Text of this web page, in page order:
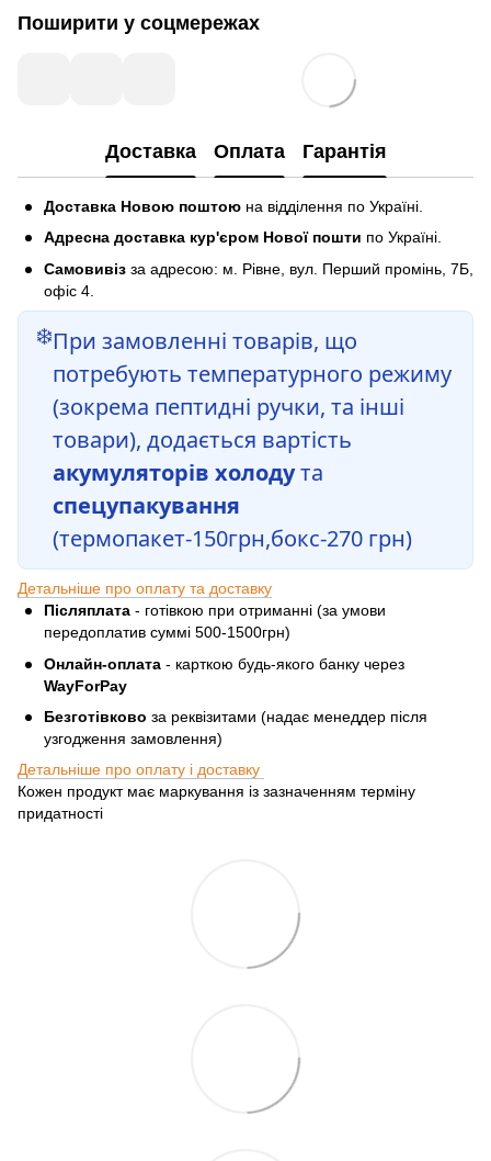
Поширити у соцмережах
Доставка Оплата Гарантія
Доставка Новою поштою на відділення по Україні.
Адресна доставка кур'єром Нової пошти по Україні.
Самовивіз за адресою: м. Рівне, вул. Перший промінь, 7Б,
офіс 4.
❄️При замовленні товарів, що
потребують температурного режиму
(зокрема пептидні ручки, та інші
товари), додається вартість
акумуляторів холодута
спецупакування
(термопакет-150грн,бокс-270 грн)
Детальніше про оплату та доставку
Післяплата - готівкою при отриманні (за умови
передоплатив суммі 500-1500грн)
Онлайн-оплата - карткою будь-якого банку через
WayForPay
Безготівково за реквізитами (надає менеддер після
узгодження замовлення)
Детальніше про оплату і доставку
Кожен продукт має маркування із зазначенням терміну
придатності